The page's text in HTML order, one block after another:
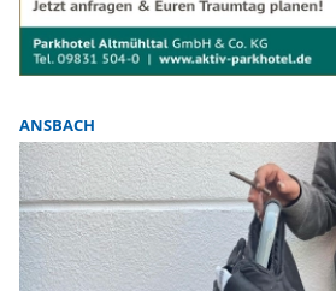
ANSBACH